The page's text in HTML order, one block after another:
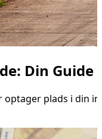
Din
optager plads i din